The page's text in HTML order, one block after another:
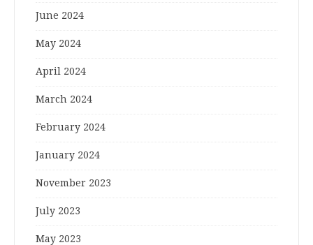
June 2024
May 2024
April 2024
March 2024
February 2024
January 2024
November 2023
July 2023
May 2023